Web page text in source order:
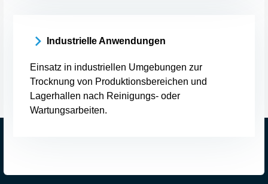
Industrielle Anwendungen
Einsatz in industriellen Umgebungen zur
Trocknung von Produktionsbereichen und
Lagerhallen nach Reinigungs- oder
Wartungsarbeiten.